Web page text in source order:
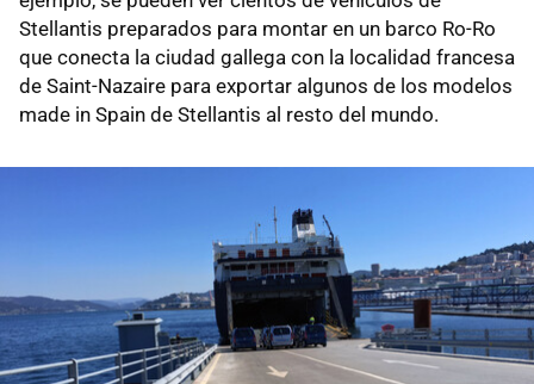
Stellantis preparados para montar en un barco Ro-Ro
que conecta la ciudad gallega con la localidad francesa
de Saint-Nazaire para exportar algunos de los modelos
made in Spain de Stellantis al resto del mundo.